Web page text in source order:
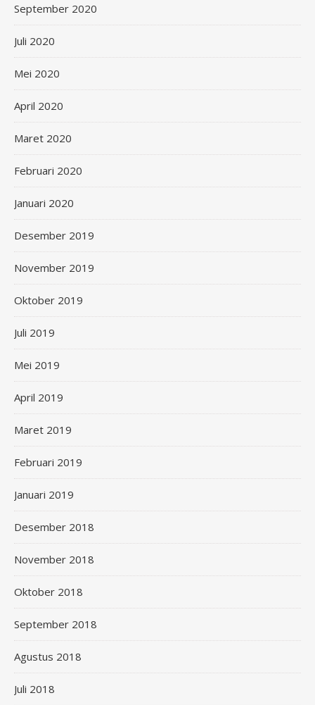
September 2020
Juli 2020
Mei 2020
April 2020
Maret 2020
Februari 2020
Januari 2020
Desember 2019
November 2019
Oktober 2019
Juli 2019
Mei 2019
April 2019
Maret 2019
Februari 2019
Januari 2019
Desember 2018
November 2018
Oktober 2018
September 2018
Agustus 2018
Juli 2018